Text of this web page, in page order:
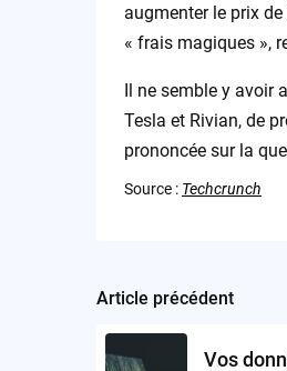
augmenter le prix
« frais magiques »,
Il ne semble y avoir
Tesla et Rivian, de
prononcée sur la
Source : Techcrunch
Post
navigation
Article précédent
Vos